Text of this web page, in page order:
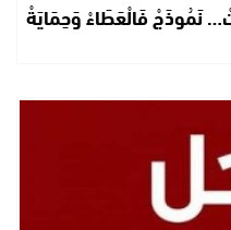
نَمُوذَجْ فَالْعَطَاءْ وَحِمَايَةْ